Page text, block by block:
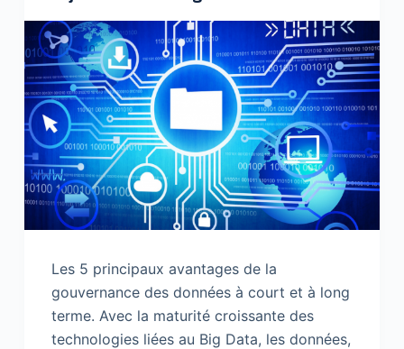
Les 5 principaux avantages de la
gouvernance des données à court et à long
terme. Avec la maturité croissante des
technologies liées au Big Data, les données,